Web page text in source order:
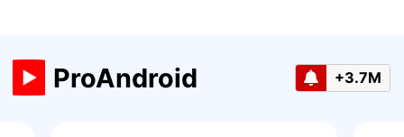
ProAndroid +3.7M